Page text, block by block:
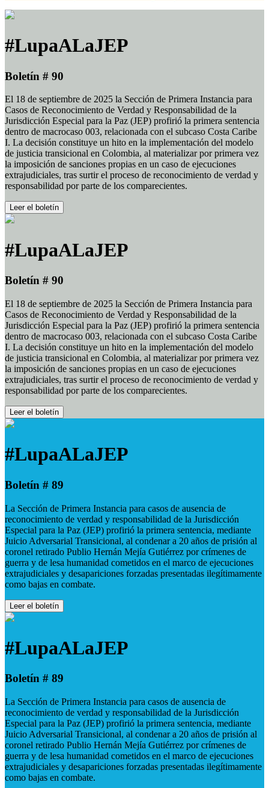
#LupaALaJEP
Boletín # 90
El 18 de septiembre de 2025 la Sección de Primera Instancia para
Casos de Reconocimiento de Verdad y Responsabilidad de la
Jurisdicción Especial para la Paz (JEP) profirió la primera sentencia
dentro de macrocaso 003, relacionada con el subcaso Costa Caribe
I. La decisión constituye un hito en la implementación del modelo
de justicia transicional en Colombia, al materializar por primera vez
la imposición de sanciones propias en un caso de ejecuciones
extrajudiciales, tras surtir el proceso de reconocimiento de verdad y
responsabilidad por parte de los comparecientes.
Leer el boletín
#LupaALaJEP
Boletín # 90
El 18 de septiembre de 2025 la Sección de Primera Instancia para
Casos de Reconocimiento de Verdad y Responsabilidad de la
Jurisdicción Especial para la Paz (JEP) profirió la primera sentencia
dentro de macrocaso 003, relacionada con el subcaso Costa Caribe
I. La decisión constituye un hito en la implementación del modelo
de justicia transicional en Colombia, al materializar por primera vez
la imposición de sanciones propias en un caso de ejecuciones
extrajudiciales, tras surtir el proceso de reconocimiento de verdad y
responsabilidad por parte de los comparecientes.
Leer el boletín
#LupaALaJEP
Boletín # 89
La Sección de Primera Instancia para casos de ausencia de
reconocimiento de verdad y responsabilidad de la Jurisdicción
Especial para la Paz (JEP) profirió la primera sentencia, mediante
Juicio Adversarial Transicional, al condenar a 20 años de prisión al
coronel retirado Publio Hernán Mejía Gutiérrez por crímenes de
guerra y de lesa humanidad cometidos en el marco de ejecuciones
extrajudiciales y desapariciones forzadas presentadas ilegítimamente
como bajas en combate.
Leer el boletín
#LupaALaJEP
Boletín # 89
La Sección de Primera Instancia para casos de ausencia de
reconocimiento de verdad y responsabilidad de la Jurisdicción
Especial para la Paz (JEP) profirió la primera sentencia, mediante
Juicio Adversarial Transicional, al condenar a 20 años de prisión al
coronel retirado Publio Hernán Mejía Gutiérrez por crímenes de
guerra y de lesa humanidad cometidos en el marco de ejecuciones
extrajudiciales y desapariciones forzadas presentadas ilegítimamente
como bajas en combate.